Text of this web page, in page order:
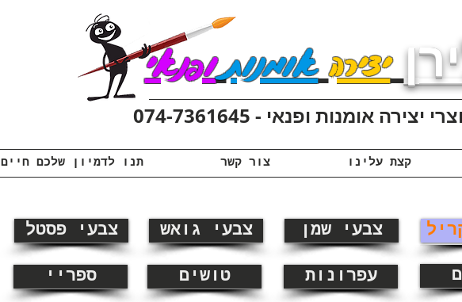
יצירהאומנותופנאי
יצירה אומנות ופנאי - 074-7361645
תנו לדמיון שלכם חיים צור קשר קצת עלינו
צבעי פסטל צבעי גואש צבעי שמן
ספריי טושים עפרונות